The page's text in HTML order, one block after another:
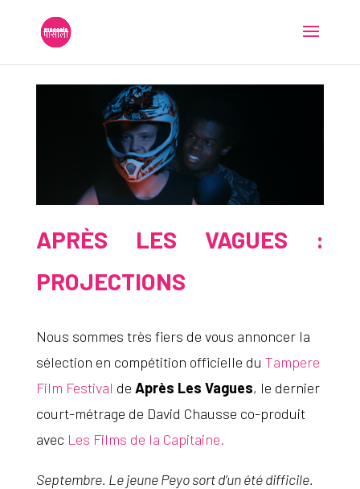
APRÈS LES VAGUES :
PROJECTIONS
Nous sommes très fiers de vous annoncer la
sélection en compétition officielle du Tampere
Film Festival de Après Les Vagues, le dernier
court-métrage de David Chausse co-produit
avec Les Films de la Capitaine.
​Septembre. Le jeune Peyo sort d’un été difficile.